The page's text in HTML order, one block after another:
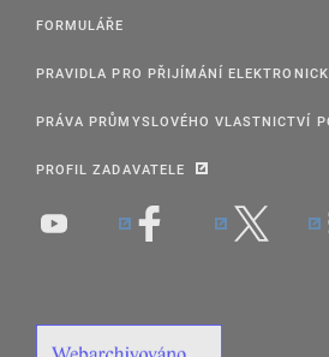
FORMULÁŘE
PRAVIDLA PRO PŘIJÍMÁNÍ
PRÁVA PRŮMYSLOVÉHO VLASTNICTVÍ
PROFIL ZADAVATELE